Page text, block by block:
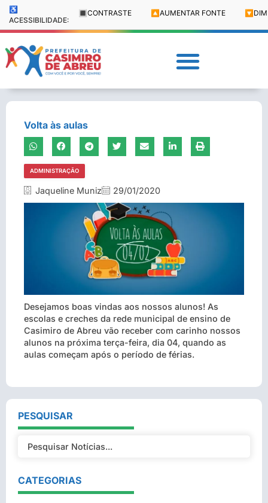
♿
ACESSIBILIDADE:
🔳 CONTRASTE 🔼 AUMENTAR FONTE 🔽
Volta às aulas
ADMINISTRAÇÃO
Jaqueline Muniz 29/01/2020
Desejamos boas vindas aos nossos alunos! As
escolas e creches da rede municipal de ensino de
Casimiro de Abreu vão receber com carinho nossos
alunos na próxima terça-feira, dia 04, quando as
aulas começam após o período de férias.
PESQUISAR
CATEGORIAS